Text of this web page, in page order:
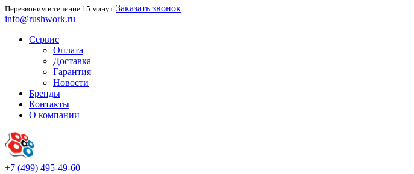
Перезвоним в течение 15 минут Заказать звонок
info@rushwork.ru
Сервис
Оплата
Доставка
Гарантия
Новости
Бренды
Контакты
О компании
+7 (499) 495-49-60